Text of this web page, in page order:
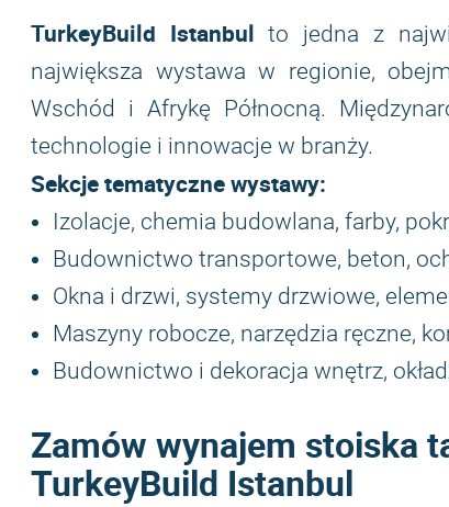
TurkeyBuild Istanbul to jedna z
największa wystawa w regionie,
Wschód i Afrykę Północną.
technologie i innowacje w branży.
Sekcje tematyczne wystawy:
Izolacje, chemia budowlana, farby,
Budownictwo transportowe, beton,
Okna i drzwi, systemy drzwiowe,
Maszyny robocze, narzędzia ręczne,
Budownictwo i dekoracja wnętrz,
Zamów wynajem stoiska
TurkeyBuild Istanbul